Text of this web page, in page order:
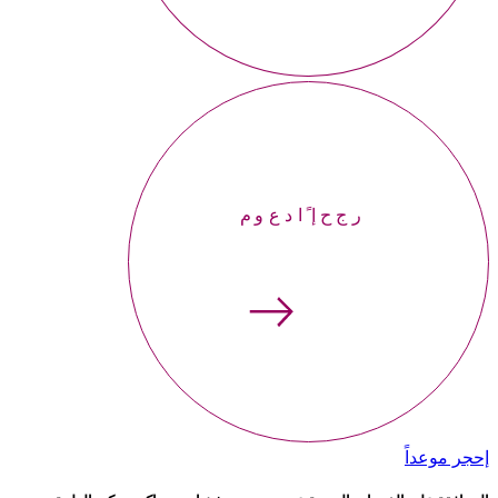
إحجر موعداً
إحجر موعداً